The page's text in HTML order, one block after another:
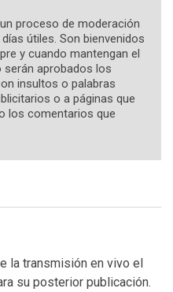
proceso de moderación
útiles. Son bienvenidos
y cuando mantengan el
serán aprobados los
insultos o palabras
o a páginas que
los comentarios que
la transmisión en vivo el
su posterior publicación.